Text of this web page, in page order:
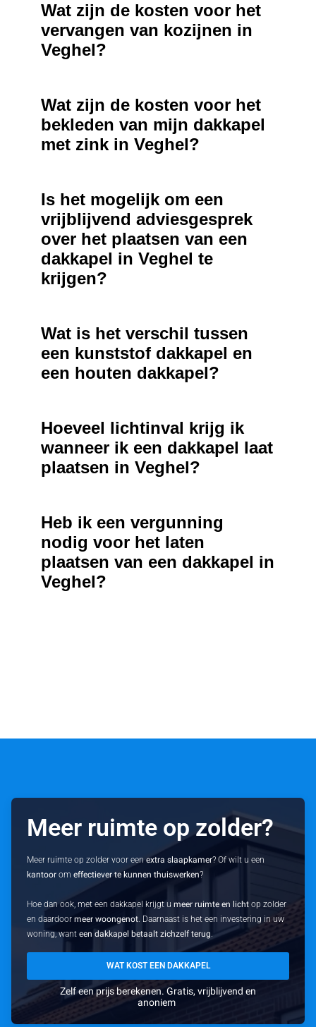
Wat zijn de kosten voor het
vervangen van kozijnen in
Veghel?
Wat zijn de kosten voor het
bekleden van mijn dakkapel
met zink in Veghel?
Is het mogelijk om een
vrijblijvend adviesgesprek
over het plaatsen van een
dakkapel in Veghel te
krijgen?
Wat is het verschil tussen
een kunststof dakkapel en
een houten dakkapel?
Hoeveel lichtinval krijg ik
wanneer ik een dakkapel laat
plaatsen in Veghel?
Heb ik een vergunning
nodig voor het laten
plaatsen van een dakkapel in
Veghel?
Meer ruimte op zolder?
Meer ruimte op zolder voor eenextra slaapkamer? Of wilt u een
kantoor omeffectiever te kunnen thuiswerken?
Hoe dan ook, met een dakkapel krijgt umeer ruimte en licht op zolder
en daardoormeer woongenot . Daarnaast is het een investering in uw
woning, wanteen dakkapel betaalt zichzelf terug
WAT KOST EEN DAKKAPEL
Zelf een prijs berekenen. Gratis, vrijblijvend en
anoniem